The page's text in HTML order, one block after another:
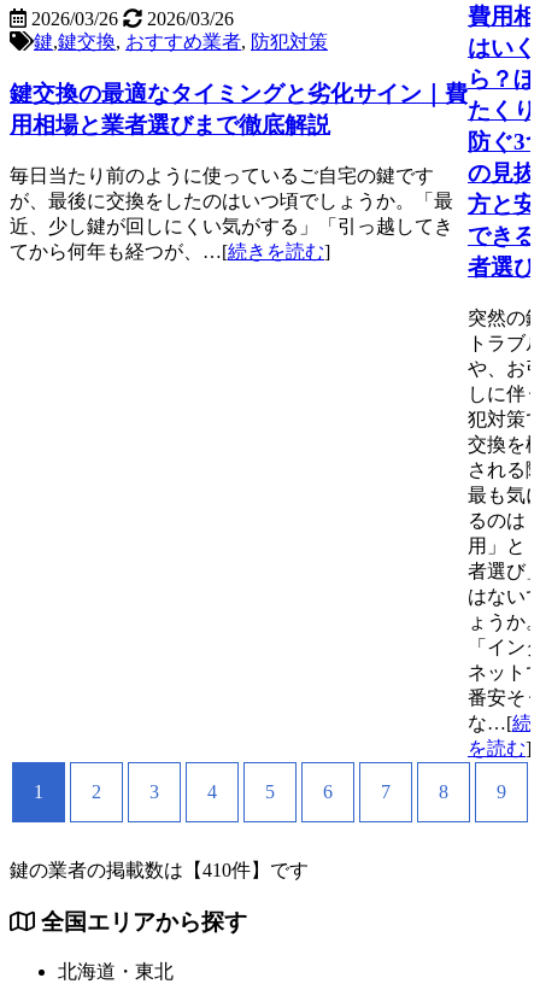
2026/03/26
2026/03/26
鍵,鍵交換, おすすめ業者, 防犯対策
鍵交換の最適なタイミングと劣化サイン｜費
用相場と業者選びまで徹底解説
毎日当たり前のように使っているご自宅の鍵です
が、最後に交換をしたのはいつ頃でしょうか。「最
近、少し鍵が回しにくい気がする」「引っ越してき
てから何年も経つが、…[続きを読む]
費用
はいく
ら？
たく
防ぐ3
の見
方と
でき
者選び
突然の
トラブ
や、お
しに伴
犯対策
交換を
される
最も気
るのは
用」と
者選び
はない
ょうか
「イン
ネット
番安そ
な…[続
を読む]
1 2 3 4 5 6 7 8 9
鍵の業者の掲載数は 【410件】 です
全国エリアから探す
北海道・東北